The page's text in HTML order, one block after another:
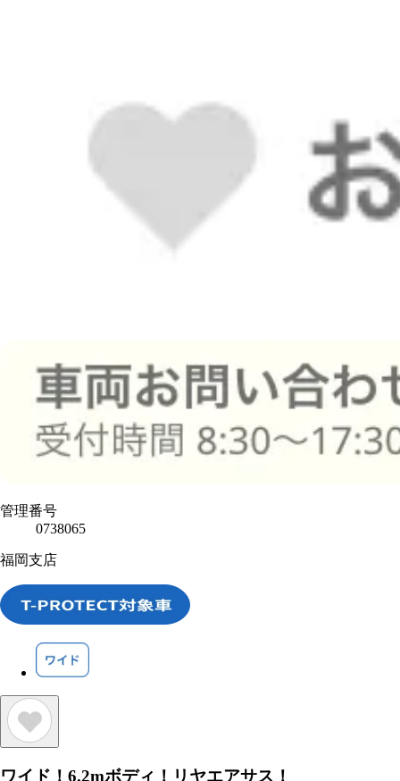
管理番号
0738065
福岡支店
ワイド！6.2mボディ！リヤエアサス！